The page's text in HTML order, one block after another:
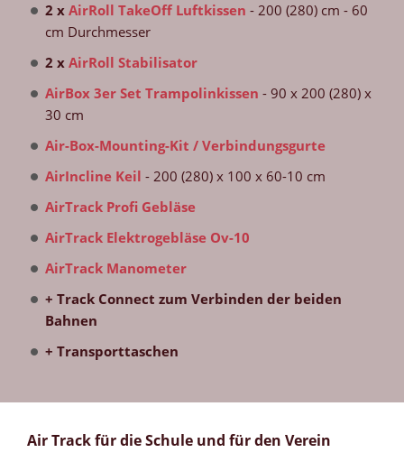
2 x AirRoll TakeOff Luftkissen - 200 (280) cm - 60
cm Durchmesser
2 x AirRoll Stabilisator
AirBox 3er Set Trampolinkissen - 90 x 200 (280) x
30 cm
Air-Box-Mounting-Kit / Verbindungsgurte
AirIncline Keil - 200 (280) x 100 x 60-10 cm
AirTrack Profi Gebläse
AirTrack Elektrogebläse Ov-10
AirTrack Manometer
+ Track Connect zum Verbinden der beiden
Bahnen
+ Transporttaschen
Air Track für die Schule und für den Verein